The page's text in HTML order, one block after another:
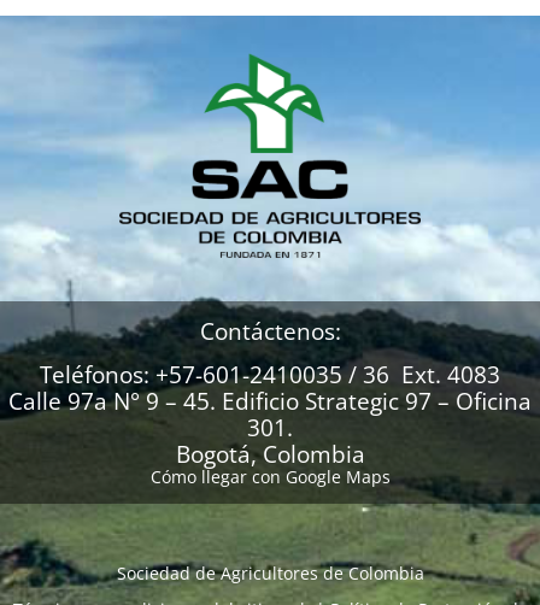
Contáctenos:
Teléfonos: +57-601-2410035 / 36 Ext. 4083
Calle 97a N° 9 – 45. Edificio Strategic 97 – Oficina
301.
Bogotá, Colombia
Cómo llegar con Google Maps
Sociedad de Agricultores de Colombia